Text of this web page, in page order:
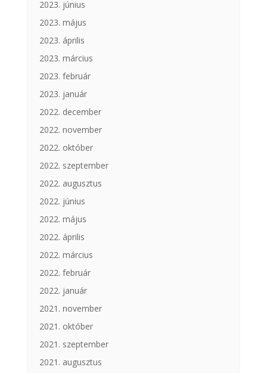
2023. június
2023. május
2023. április
2023. március
2023. február
2023. január
2022. december
2022. november
2022. október
2022. szeptember
2022. augusztus
2022. június
2022. május
2022. április
2022. március
2022. február
2022. január
2021. november
2021. október
2021. szeptember
2021. augusztus